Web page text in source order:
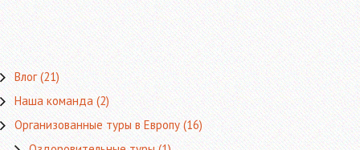
Влог(21)
Наша команда(2)
Организованные туры в Европу(16)